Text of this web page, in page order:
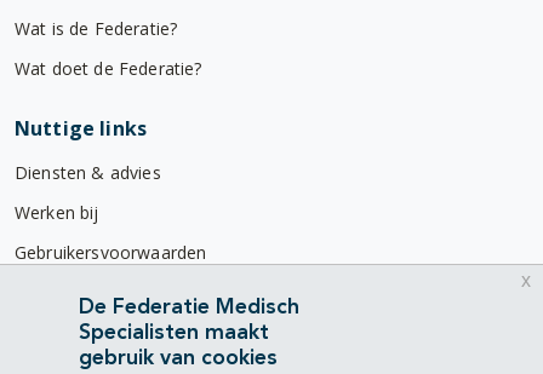
Wat is de Federatie?
Wat doet de Federatie?
Nuttige links
Diensten & advies
Werken bij
Gebruikersvoorwaarden
Privacyverklaring
Contact
De Federatie Medisch
Specialisten maakt
gebruik van cookies
x